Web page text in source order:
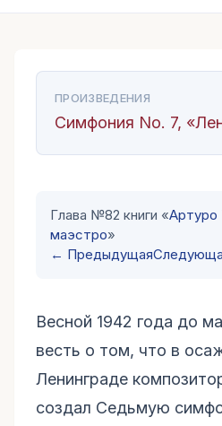
ПРОИЗВЕДЕНИЯ
Симфония No. 7,
Глава №82 книги «Артуро
маэстро»
← Предыдущая
Весной 1942 года до
весть о том, что в
Ленинграде
создал Седьмую